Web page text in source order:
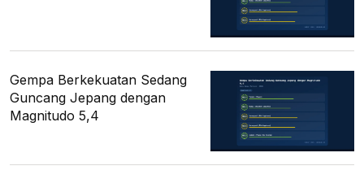
Gempa Berkekuatan Sedang
Guncang Jepang dengan
Magnitudo 5,4